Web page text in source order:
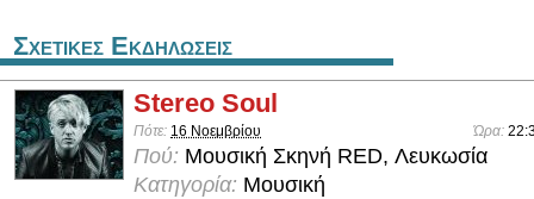
Σχετικες Εκδηλωσεις
Stereo Soul
Πότε: 16 Νοεμβρίου Ώρα:
Πού: Μουσική Σκηνή RED, Λευκωσία
Κατηγορία: Μουσική